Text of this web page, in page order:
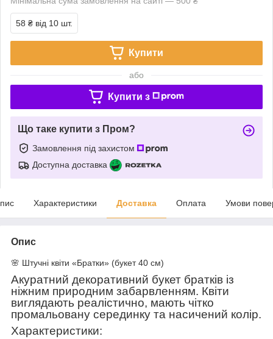
58 ₴ від 10 шт.
Купити
або
Купити з
Що таке купити з Пром?
Замовлення під захистом
Доступна доставка
Характеристики Доставка Оплата Умови
Опис
🌸 Штучні квіти «Братки» (букет 40 см)
Акуратний декоративний букет братків із
ніжним природним забарвленням. Квіти
виглядають реалістично, мають чітко
промальовану серединку та насичений колір.
Характеристики: